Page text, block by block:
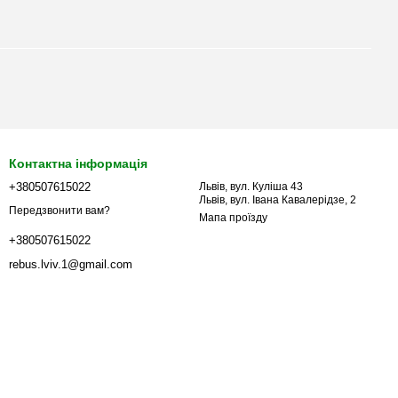
Контактна інформація
+380507615022
Передзвонити вам?
+380507615022
rebus.lviv.1@gmail.com
Львів, вул. Куліша 43
Львів, вул. Івана Кавалерідзе, 2
Мапа проїзду